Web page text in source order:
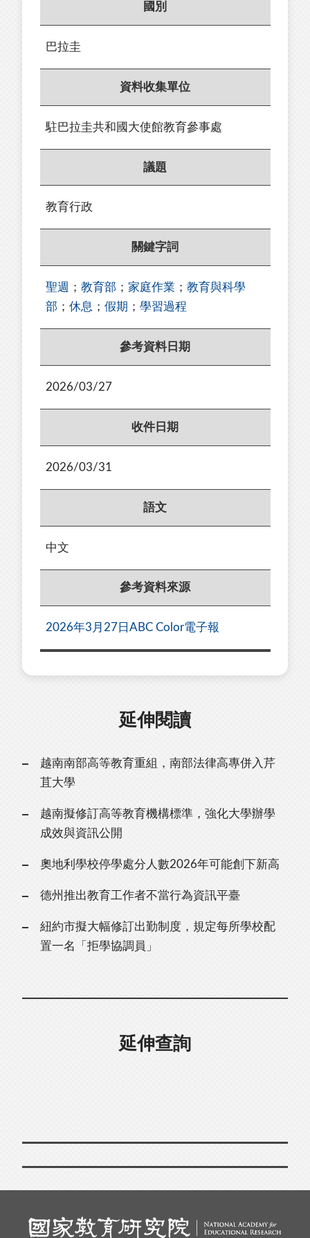
國別
巴拉圭
資料收集單位
駐巴拉圭共和國大使館教育參事處
議題
教育行政
關鍵字詞
聖週 ； 教育部 ； 家庭作業 ； 教育與科學
部 ； 休息 ； 假期 ； 學習過程
參考資料日期
2026/03/27
收件日期
2026/03/31
語文
中文
參考資料來源
2026年3月27日ABC Color電子報
延伸閱讀
越南南部高等教育重組，南部法律高專併入芹
苴大學
越南擬修訂高等教育機構標準，強化大學辦學
成效與資訊公開
奧地利學校停學處分人數2026年可能創下新高
德州推出教育工作者不當行為資訊平臺
紐約市擬大幅修訂出勤制度，規定每所學校配
置一名「拒學協調員」
延伸查詢